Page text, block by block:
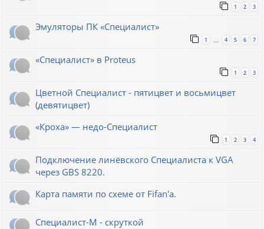
1 2 3
Эмуляторы ПК «Специалист»
1 4 5 6 7
«Специалист» в Proteus
1 2 3
Цветной Специалист - пятицвет и восьмицвет
(девятицвет)
«Кроха» — недо-Специалист
1 2 3 4
Подключение линёвского Специалиста к VGA
через GBS 8220.
Карта памяти по схеме от Fifan'a.
Специалист-М - скруткой